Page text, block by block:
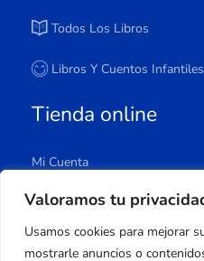
Valoramos tu
Usamos cookies para mejorar
mostrarle anuncios o
Todos Los Libros
Libros Y Cuentos Infantiles
Tienda online
Mi Cuenta
Carrito
Lista De Deseos